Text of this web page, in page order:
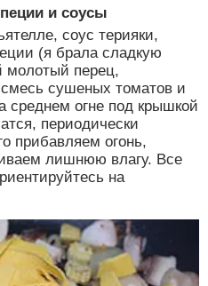
и соусы
соус терияки,
(я брала сладкую
молотый перец,
сушеных томатов и
среднем огне под крышкой
периодически
прибавляем огонь,
лишнюю влагу. Все
на